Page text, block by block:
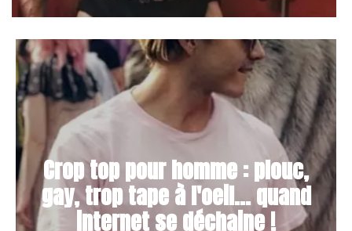
Crop top pour homme : plouc,
gay, trop tape à l'oeil... quand
internet se déchaine !